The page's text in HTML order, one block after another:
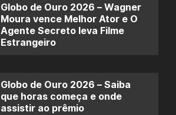
Globo de Ouro 2026 – Wagner
Moura vence Melhor Ator e O
Agente Secreto leva Filme
Estrangeiro
Globo de Ouro 2026 – Saiba
que horas começa e onde
assistir ao prêmio